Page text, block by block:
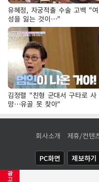
광
고
유혜정, 자궁적출 수술 고백 "여
성을 잃는 것이…"
김정렬 "친형 군대서 구타로 사
망…유골 못 찾아"
회사소개 제휴/컨텐
PC화면 제보하기